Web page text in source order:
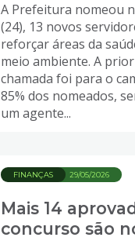
A Prefeitura nomeou
(24), 13 novos
reforçar áreas da
meio ambiente. A
chamada foi para o
85% dos nomeados,
um agente...
29/05/2026
FINANÇAS
Mais 14
concurso são